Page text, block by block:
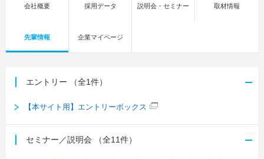
会社概要 採用データ 説明会・セミナー 取材情報
先輩情報 企業マイページ
エントリー （全1件）
【本サイト用】エントリーボックス
セミナー／説明会 （全11件）